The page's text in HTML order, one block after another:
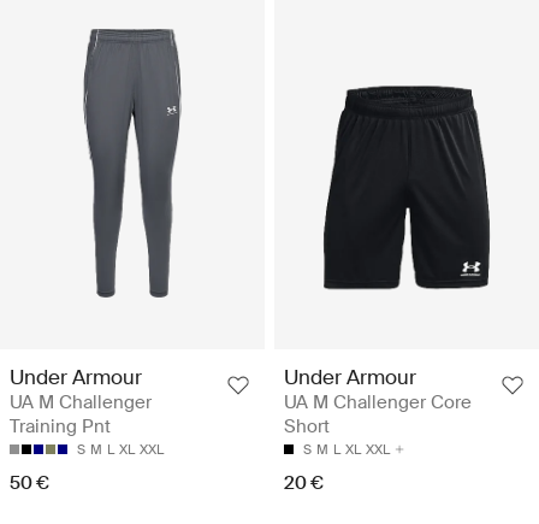
Under Armour
UA M Challenger
Training Pnt
S M L XL XXL
50 €
Under Armour
UA M Challenger Core
Short
S M L XL XXL
20 €